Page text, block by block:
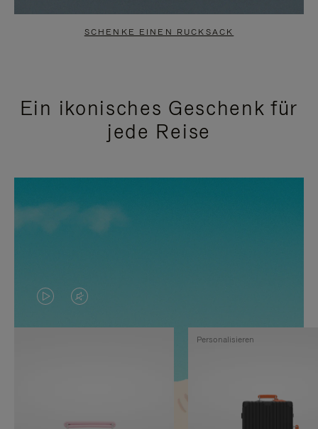
SCHENKE EINEN RUCKSACK
Ein ikonisches Geschenk für
jede Reise
DAS
VIDEO
VIDEO
IST
Personalisieren